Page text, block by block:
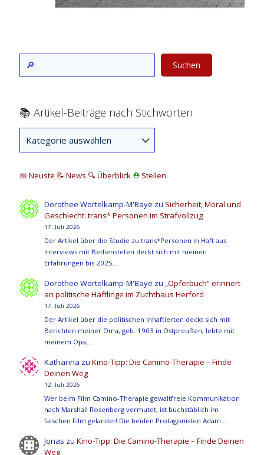
Suchen
📚 Artikel-Beiträge nach Stichworten
📅 Neuste 📝 News 🔍 Überblick ⛑ Stellen
Dorothee Wortelkamp-M'Baye zu Sicherheit, Moral und
Geschlecht: trans* Personen im Strafvollzug
17. Juli 2026
Der Artikel über die Studie zu trans*Personen in Haft aus
Interviews mit Bediensteten deckt sich mit meinen
Erfahrungen bis 2025…
Dorothee Wortelkamp-M'Baye zu „Opferbuch“ erinnert
an politische Häftlinge im Zuchthaus Herford
17. Juli 2026
Der Artikel über die politischen Inhaftierten deckt sich mit
Berichten meiner Oma, geb. 1903 in Ostpreußen, lebte mit
meinem Opa,…
Katharina zuKino-Tipp: Die Camino-Therapie – Finde
Deinen Weg
12. Juli 2026
Wer beim Film Camino-Therapie gewaltfreie Kommunikation
nach Marshall Rosenberg vermutet, ist buchstäblich im
falschen Film gelandet! Die beiden Protagonisten Adam…
Jonas zuKino-Tipp: Die Camino-Therapie – Finde Deinen
Weg